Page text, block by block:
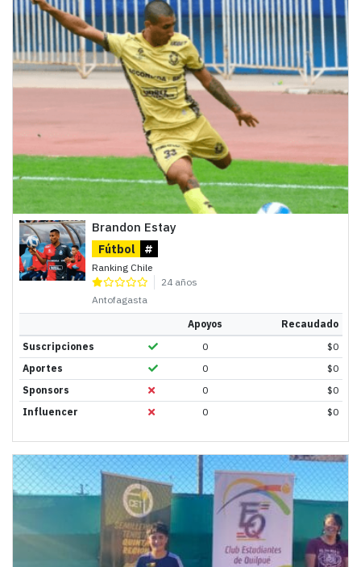
Brandon Estay
Fútbol #
Ranking Chile
24 años
Antofagasta
Apoyos
Recaudado
Suscripciones
0 $0
Aportes
0 $0
Sponsors
0 $0
Influencer
0 $0